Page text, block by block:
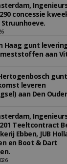
concessie
Haag gunt
aan
gunt
leveren
aan Den
Teeltcontract
Ebben, JUB
en Boot & Dart